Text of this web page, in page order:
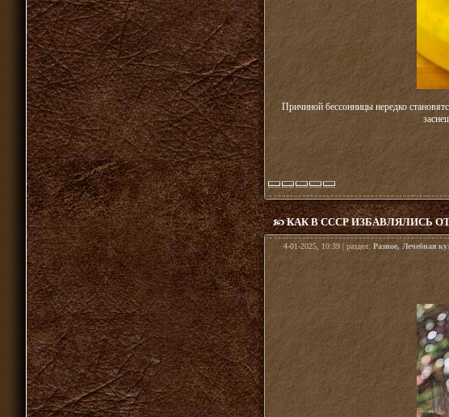
Причиной бессонницы нередко
КАК В СССР ИЗБАВЛЯЛИСЬ
4-01-2025, 10:39 | раздел: Разное, Лечебная